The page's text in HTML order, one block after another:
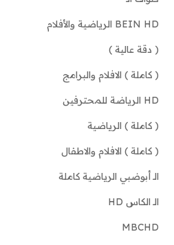
BEIN HD الرياضية والأفلام
( دقة عالية )
( كاملة ) الافلام والبرامج
HD الرياضة للمحترفين
( كاملة ) الرياضية
( كاملة ) الافلام والاطفال
الـ أبوضبي الرياضية كاملة
الـ الكاس HD
MBCHD